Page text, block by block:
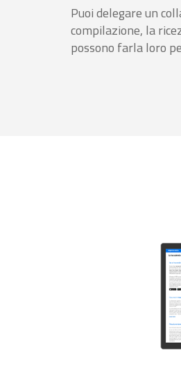
Puoi delegare un
compilazione, la
possono farla loro